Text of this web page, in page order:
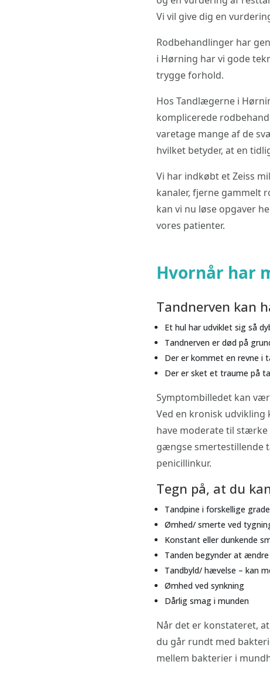
Vi vil give dig en
Rodbehandlinger har
i Hørning har vi gode
trygge forhold.
Hos Tandlægerne i
komplicerede
varetage mange af de
hvilket betyder, at en
Vi har indkøbt et Zeiss
kanaler, fjerne gammelt
kan vi nu løse opgaver
vores patienter.
Hvornår har
Tandnerven kan
Et hul har udviklet sig så
Tandnerven er død på
Der er kommet en revne i
Der er sket et traume på
Symptombilledet kan
Ved en kronisk
have moderate til stærke
gængse smertestillende
penicillinkur.
Tegn på, at du
​Tandpine i forskellige
Ømhed/ smerte ved
Konstant eller dunkende
Tanden begynder at
Tandbyld/ hævelse – kan
Ømhed ved synkning
Dårlig smag i munden​
​Når det er konstateret,
du går rundt med
mellem bakterier i